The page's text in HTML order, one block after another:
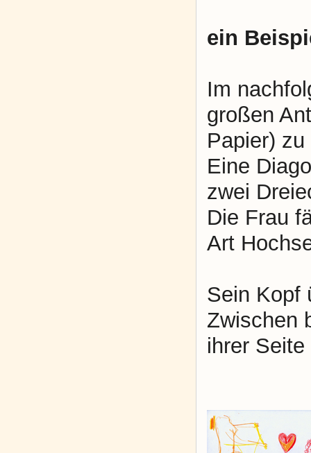
ein
Im
großen
Papier)
Eine
zwei
Die Frau
Art
Sein Kopf
Zwischen
ihrer